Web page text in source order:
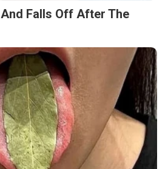
Falls Off After The